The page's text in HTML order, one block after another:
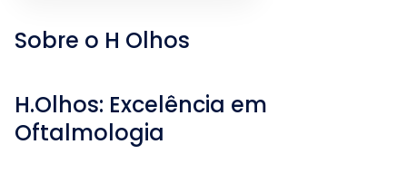
Sobre o H Olhos
H.Olhos: Excelência em
Oftalmologia